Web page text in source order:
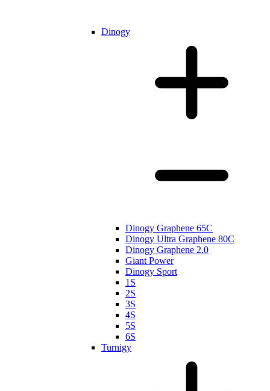
Dinogy
Dinogy Graphene 65C
Dinogy Ultra Graphene 80C
Dinogy Graphene 2.0
Giant Power
Dinogy Sport
1S
2S
3S
4S
5S
6S
Turnigy